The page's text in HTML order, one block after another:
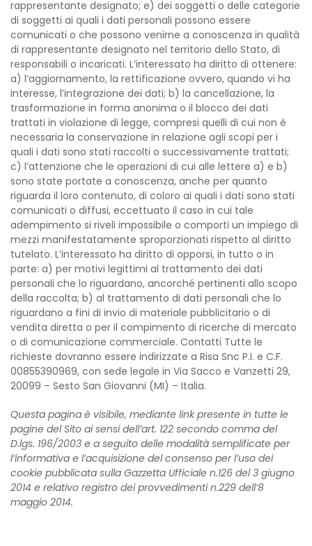
rappresentante designato; e) dei soggetti o delle categorie
di soggetti ai quali i dati personali possono essere
comunicati o che possono venirne a conoscenza in qualità
di rappresentante designato nel territorio dello Stato, di
responsabili o incaricati. L’interessato ha diritto di ottenere:
a) l’aggiornamento, la rettificazione ovvero, quando vi ha
interesse, l’integrazione dei dati; b) la cancellazione, la
trasformazione in forma anonima o il blocco dei dati
trattati in violazione di legge, compresi quelli di cui non è
necessaria la conservazione in relazione agli scopi per i
quali i dati sono stati raccolti o successivamente trattati;
c) l’attenzione che le operazioni di cui alle lettere a) e b)
sono state portate a conoscenza, anche per quanto
riguarda il loro contenuto, di coloro ai quali i dati sono stati
comunicati o diffusi, eccettuato il caso in cui tale
adempimento si riveli impossibile o comporti un impiego di
mezzi manifestatamente sproporzionati rispetto al diritto
tutelato. L’interessato ha diritto di opporsi, in tutto o in
parte: a) per motivi legittimi al trattamento dei dati
personali che lo riguardano, ancorché pertinenti allo scopo
della raccolta; b) al trattamento di dati personali che lo
riguardano a fini di invio di materiale pubblicitario o di
vendita diretta o per il compimento di ricerche di mercato
o di comunicazione commerciale. Contatti Tutte le
richieste dovranno essere indirizzate a Risa Snc P.I. e C.F.
00855390969, con sede legale in Via Sacco e Vanzetti 29,
20099 – Sesto San Giovanni (MI) – Italia.
Questa pagina è visibile, mediante link presente in tutte le
pagine del Sito ai sensi dell’art. 122 secondo comma del
D.lgs. 196/2003 e a seguito delle modalità semplificate per
l’informativa e l’acquisizione del consenso per l’uso dei
cookie pubblicata sulla Gazzetta Ufficiale n.126 del 3 giugno
2014 e relativo registro dei provvedimenti n.229 dell’8
maggio 2014.